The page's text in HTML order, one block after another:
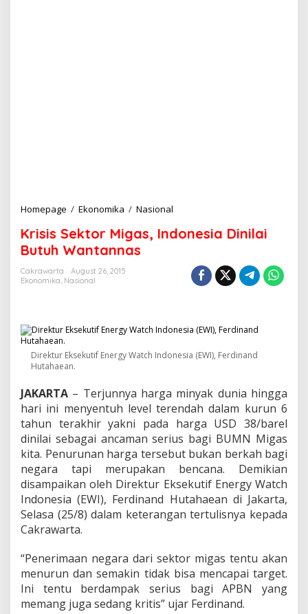
Homepage / Ekonomika / Nasional
i
o
M
a
s
n
d
n
e
s
i
i
n
i
l
a
Krisis Sektor Migas, Indonesia Dinilai
Butuh Wantannas
Cakrawarta
August 26, 2015
Ekonomika, Nasional
Direktur Eksekutif Energy Watch Indonesia (EWI), Ferdinand
Hutahaean.
JAKARTA – Terjunnya harga minyak dunia hingga
hari ini menyentuh level terendah dalam kurun 6
tahun terakhir yakni pada harga USD 38/barel
dinilai sebagai ancaman serius bagi BUMN Migas
kita. Penurunan harga tersebut bukan berkah bagi
negara tapi merupakan bencana. Demikian
disampaikan oleh Direktur Eksekutif Energy Watch
Indonesia (EWI), Ferdinand Hutahaean di Jakarta,
Selasa (25/8) dalam keterangan tertulisnya kepada
Cakrawarta.
“Penerimaan negara dari sektor migas tentu akan
menurun dan semakin tidak bisa mencapai target.
Ini tentu berdampak serius bagi APBN yang
memang juga sedang kritis” ujar Ferdinand.